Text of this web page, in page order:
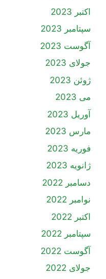
اکتبر 2023
سپتامبر 2023
آگوست 2023
جولای 2023
ژوئن 2023
می 2023
آوریل 2023
مارس 2023
فوریه 2023
ژانویه 2023
دسامبر 2022
نوامبر 2022
اکتبر 2022
سپتامبر 2022
آگوست 2022
جولای 2022